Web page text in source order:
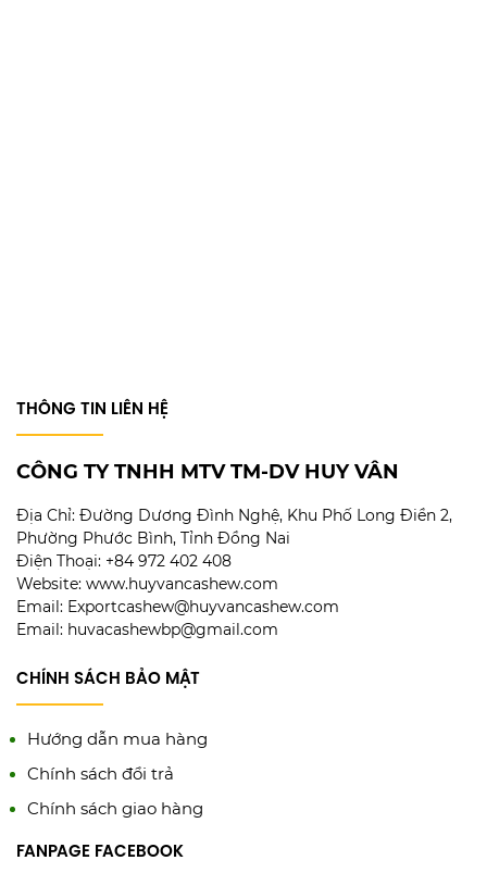
THÔNG TIN LIÊN HỆ
CÔNG TY TNHH MTV TM-DV HUY VÂN
Địa Chỉ: Đường Dương Đình Nghệ, Khu Phố Long Điền 2,
Phường Phước Bình, Tỉnh Đồng Nai
Điện Thoại: +84 972 402 408
Website: www.huyvancashew.com
Email: Exportcashew@huyvancashew.com
Email: huvacashewbp@gmail.com
CHÍNH SÁCH BẢO MẬT
Hướng dẫn mua hàng
Chính sách đổi trả
Chính sách giao hàng
FANPAGE FACEBOOK